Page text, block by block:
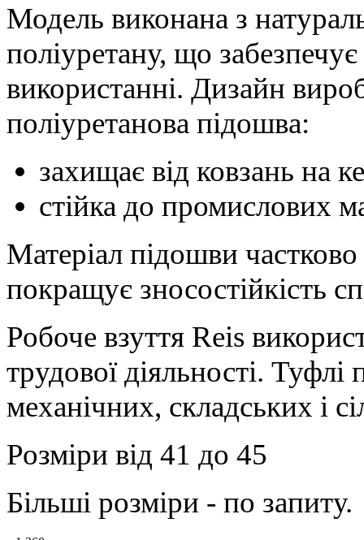
Модель виконана з
поліуретану, що
використанні. Дизайн
поліуретанова підошва:
захищає від ковзань на
стійка до промислових
Матеріал підошви
покращує зносостійкість
Робоче взуття Reis
трудової діяльності. Туфлі
механічних, складських і
Розміри від 41 до 45
Більші розміри - по запиту.